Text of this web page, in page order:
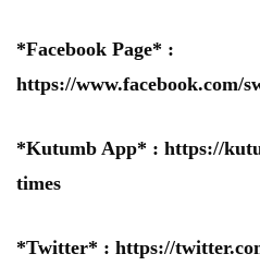
*Facebook Page* :
https://www.facebook.com/
*Kutumb App* : https://
times
*Twitter* : https://